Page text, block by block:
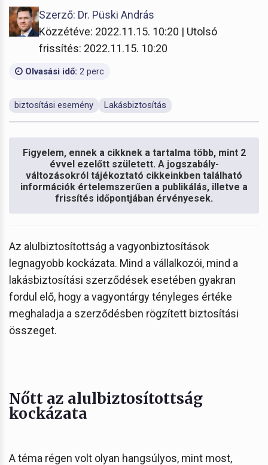
Szerző: Dr. Püski András
Közzétéve: 2022.11.15. 10:20 | Utolsó
frissítés: 2022.11.15. 10:20
Olvasási idő: 2 perc
biztosítási esemény Lakásbiztosítás
Figyelem, ennek a cikknek a tartalma több, mint 2
évvel ezelőtt született. A jogszabály-
változásokról tájékoztató cikkeinkben található
információk értelemszerűen a publikálás, illetve a
frissítés időpontjában érvényesek.
Az alulbiztosítottság a vagyonbiztosítások
legnagyobb kockázata. Mind a vállalkozói, mind a
lakásbiztosítási szerződések esetében gyakran
fordul elő, hogy a vagyontárgy tényleges értéke
meghaladja a szerződésben rögzített biztosítási
összeget.
Nőtt az alulbiztosítottság
kockázata
A téma régen volt olyan hangsúlyos, mint most,